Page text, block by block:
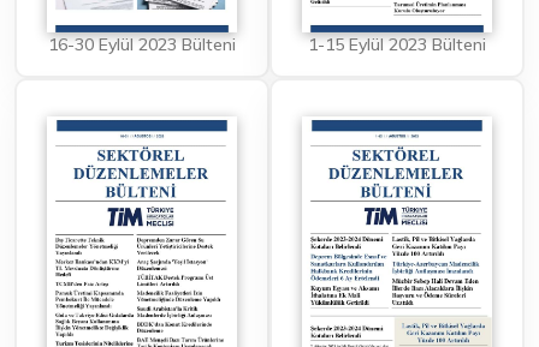
16-30 Eylül 2023 Bülteni 1-15 Eylül 2023 Bülteni